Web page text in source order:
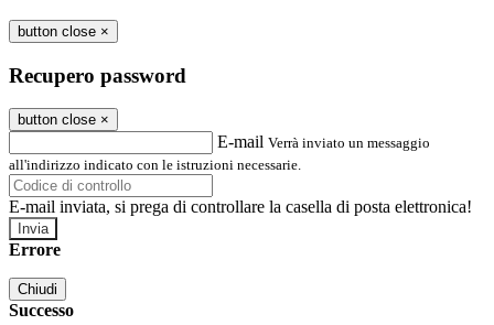
button close ×
Recupero password
button close ×
E-mail Verrà inviato un messaggio
all'indirizzo indicato con le istruzioni necessarie.
E-mail inviata, si prega di controllare la casella di posta elettronica!
Errore
Chiudi
Successo